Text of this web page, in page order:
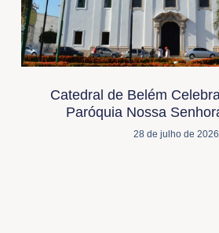
Catedral de Belém
Paróquia Nossa
28 de julho de 2026